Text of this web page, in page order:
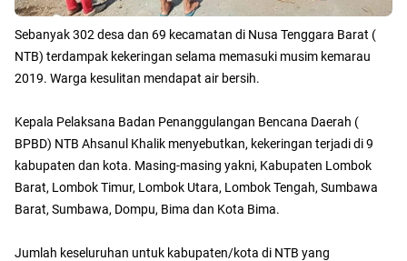
Sebanyak 302 desa dan 69 kecamatan di Nusa Tenggara Barat (
NTB) terdampak kekeringan selama memasuki musim kemarau
2019. Warga kesulitan mendapat air bersih.
Kepala Pelaksana Badan Penanggulangan Bencana Daerah (
BPBD) NTB Ahsanul Khalik menyebutkan, kekeringan terjadi di 9
kabupaten dan kota. Masing-masing yakni, Kabupaten Lombok
Barat, Lombok Timur, Lombok Utara, Lombok Tengah, Sumbawa
Barat, Sumbawa, Dompu, Bima dan Kota Bima.
Jumlah keseluruhan untuk kabupaten/kota di NTB yang